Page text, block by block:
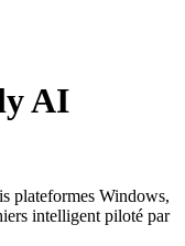
AI
plateformes Windows,
intelligent piloté par